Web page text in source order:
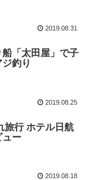
2019.08.31
「太田屋」で子
釣り
2019.08.25
旅行 ホテル日航
ュー
2019.08.18